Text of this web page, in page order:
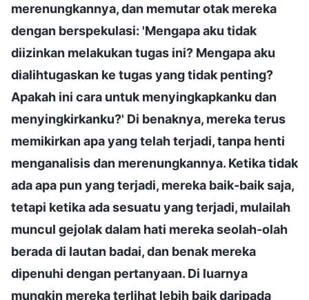
merenungkannya, dan memutar otak mereka
dengan berspekulasi: 'Mengapa aku tidak
diizinkan melakukan tugas ini? Mengapa aku
dialihtugaskan ke tugas yang tidak penting?
Apakah ini cara untuk menyingkapkanku dan
menyingkirkanku?' Di benaknya, mereka terus
memikirkan apa yang telah terjadi, tanpa henti
menganalisis dan merenungkannya. Ketika tidak
ada apa pun yang terjadi, mereka baik-baik saja,
tetapi ketika ada sesuatu yang terjadi, mulailah
muncul gejolak dalam hati mereka seolah-olah
berada di lautan badai, dan benak mereka
dipenuhi dengan pertanyaan. Di luarnya
mungkin mereka terlihat lebih baik daripada